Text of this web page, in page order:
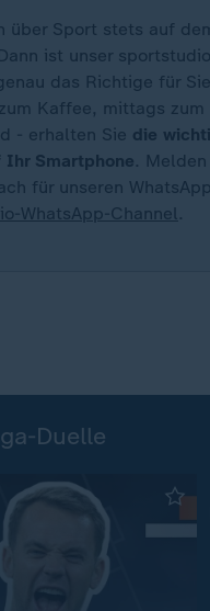
über Sport stets auf
ist unser
das Richtige für
Kaffee, mittags zum
- erhalten Sie die
Smartphone.
für unseren
WhatsApp-Channel.
Duelle